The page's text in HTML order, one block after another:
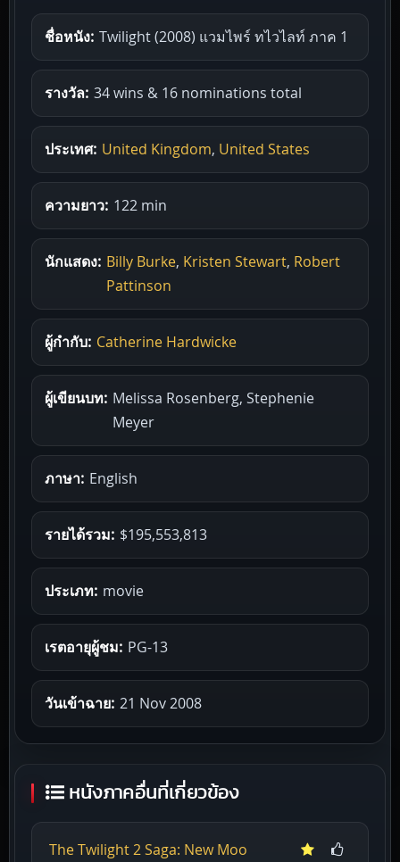
ชื่อหนัง: Twilight (2008) แวมไพร์ ทไวไลท์ ภาค 1
รางวัล: 34 wins & 16 nominations total
ประเทศ: United Kingdom, United States
ความยาว: 122 min
นักแสดง: Billy Burke, Kristen Stewart, Robert
Pattinson
ผู้กำกับ: Catherine Hardwicke
ผู้เขียนบท: Melissa Rosenberg, Stephenie
Meyer
ภาษา: English
รายได้รวม: $195,553,813
ประเภท: movie
เรตอายุผู้ชม: PG-13
วันเข้าฉาย: 21 Nov 2008
หนังภาคอื่นที่เกี่ยวข้อง
The Twilight 2 Saga: New Moo